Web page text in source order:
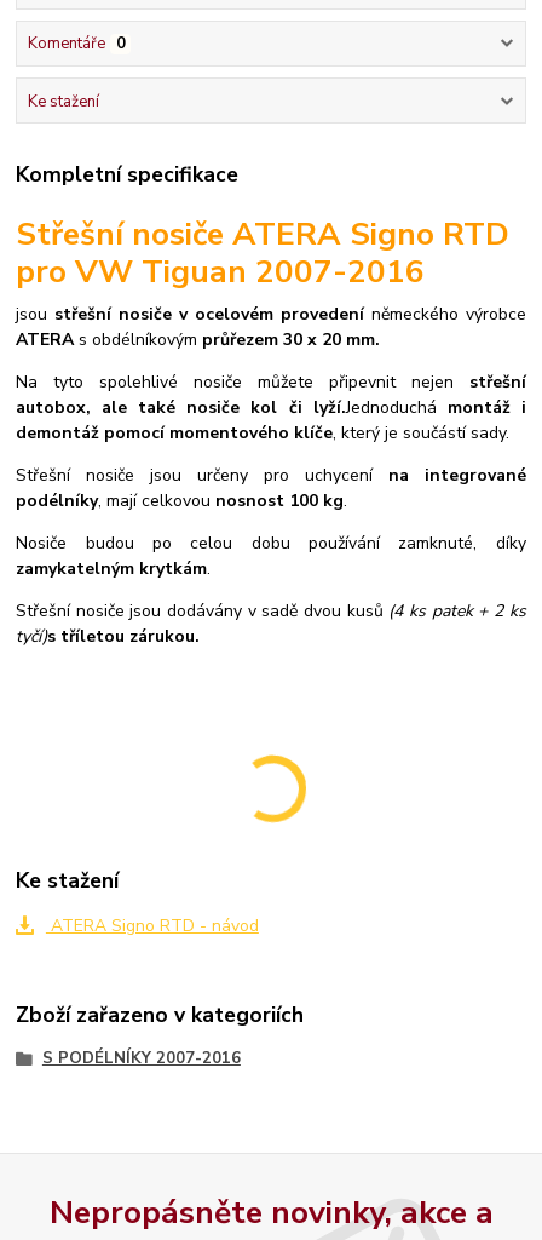
Komentáře 0
Ke stažení
Kompletní specifikace
Střešní nosiče ATERA Signo RTD
pro VW Tiguan 2007-2016
jsou střešní nosiče v ocelovém provedeníněmeckého výrobce
ATERAs obdélníkovým průřezem 30 x 20 mm.
Na tyto spolehlivé nosiče můžete připevnit nejen střešní
autobox, ale také nosiče kol či lyží.Jednoduchá montáž i
demontáž pomocí momentového klíče, který je součástí sady.
Střešní nosiče jsou určeny pro uchycení na integrované
podélníky, mají celkovou nosnost 100 kg.
Nosiče budou po celou dobu používání zamknuté, díky
zamykatelným krytkám.
Střešní nosiče jsou dodávány v sadě dvou kusů (4 ks patek + 2 ks
tyčí)s tříletou zárukou.
Ke stažení
ATERA Signo RTD - návod
Zboží zařazeno v kategoriích
S PODÉLNÍKY 2007-2016
Nepropásněte novinky, akce a